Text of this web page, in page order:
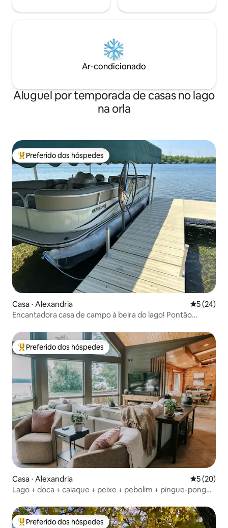
Ar-condicionado
Aluguel por temporada de casas no lago
na orla
Entre os melhores preferidos dos hóspedes
Preferido dos hóspedes
Casa ⋅ Alexandria 5 de uma
5 (24)
Encantadora casa de campo à beira do lago! Pontão
Entre os melhores preferidos dos hóspedes
Preferido dos hóspedes
Casa ⋅ Alexandria 5 de uma
5 (20)
Lago + doca + caiaque + peixe + pebolim + pingue-pongue
Preferido dos hóspedes